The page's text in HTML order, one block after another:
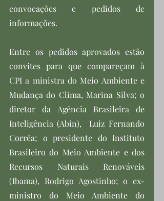
convocações e pedidos de
informações.
Entre os pedidos aprovados estão
convites para que compareçam à
CPI a ministra do Meio Ambiente e
Mudança do Clima, Marina Silva; o
diretor da Agência Brasileira de
Inteligência (Abin),  Luiz Fernando
Corrêa; o presidente do Instituto
Brasileiro do Meio Ambiente e dos
Recursos Naturais Renováveis
(Ibama), Rodrigo Agostinho; o ex-
ministro do Meio Ambiente do